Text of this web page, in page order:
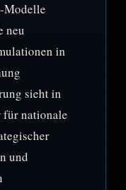
Modelle
neu
in
sieht in
für nationale
und